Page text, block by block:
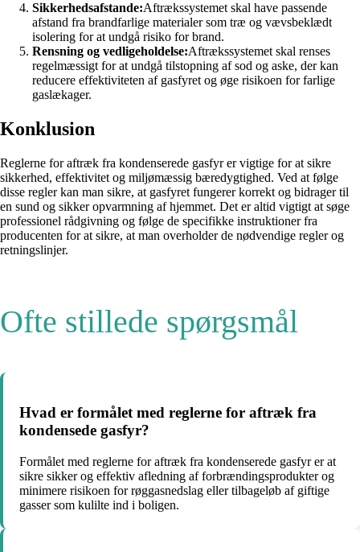
Sikkerhedsafstande:Aftrækssystemet skal have passende
afstand fra brandfarlige materialer som træ og vævsbeklædt
isolering for at undgå risiko for brand.
Rensning og vedligeholdelse:Aftrækssystemet skal renses
regelmæssigt for at undgå tilstopning af sod og aske, der kan
reducere effektiviteten af gasfyret og øge risikoen for farlige
gaslækager.
Konklusion
Reglerne for aftræk fra kondenserede gasfyr er vigtige for at sikre
sikkerhed, effektivitet og miljømæssig bæredygtighed. Ved at følge
disse regler kan man sikre, at gasfyret fungerer korrekt og bidrager til
en sund og sikker opvarmning af hjemmet. Det er altid vigtigt at søge
professionel rådgivning og følge de specifikke instruktioner fra
producenten for at sikre, at man overholder de nødvendige regler og
retningslinjer.
Ofte stillede spørgsmål
Hvad er formålet med reglerne for aftræk fra
kondensede gasfyr?
Formålet med reglerne for aftræk fra kondenserede gasfyr er at
sikre sikker og effektiv afledning af forbrændingsprodukter og
minimere risikoen for røggasnedslag eller tilbageløb af giftige
gasser som kulilte ind i boligen.